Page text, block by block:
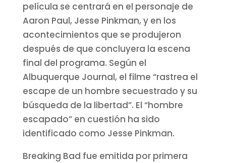
película se centrará en el personaje de
Aaron Paul, Jesse Pinkman, y en los
acontecimientos que se produjeron
después de que concluyera la escena
final del programa. Según el
Albuquerque Journal, el filme “rastrea el
escape de un hombre secuestrado y su
búsqueda de la libertad”. El “hombre
escapado” en cuestión ha sido
identificado como Jesse Pinkman.
Breaking Bad fue emitida por primera